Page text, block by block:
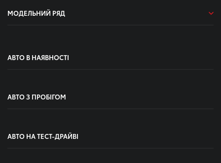
МОДЕЛЬНИЙ РЯД
АВТО В НАЯВНОСТІ
АВТО З ПРОБІГОМ
АВТО НА ТЕСТ-ДРАЙВІ